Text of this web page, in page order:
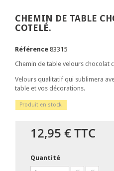
CHEMIN DE TABLE
COTELÉ.
Référence 83315
Chemin de table velours chocolat
Velours qualitatif qui sublimera
table et vos décorations.
Produit en stock.
12,95 €TTC
Quantité